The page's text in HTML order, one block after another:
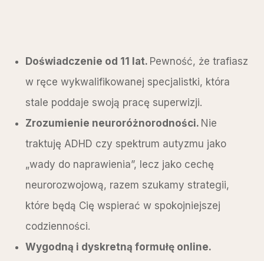
Doświadczenie od 11 lat. Pewność, że trafiasz
w ręce wykwalifikowanej specjalistki, która
stale poddaje swoją pracę superwizji.
Zrozumienie neuroróżnorodności. Nie
traktuję ADHD czy spektrum autyzmu jako
„wady do naprawienia”, lecz jako cechę
neurorozwojową, razem szukamy strategii,
które będą Cię wspierać w spokojniejszej
codzienności.
Wygodną i dyskretną formułę online.